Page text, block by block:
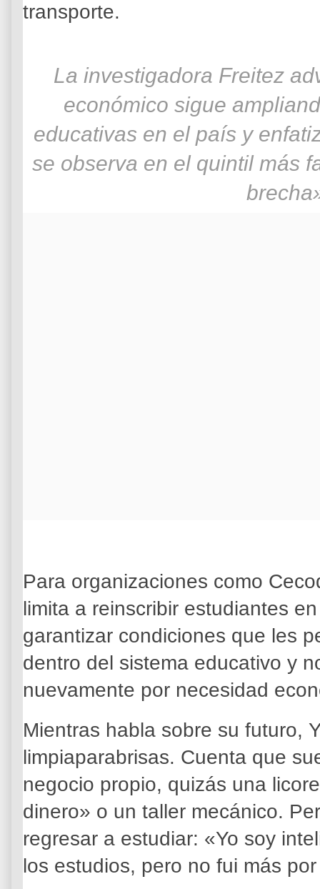
transporte.
La investigadora Freitez
económico sigue
educativas en el país y
se observa en el quintil más
Para organizaciones como
limita a reinscribir estudiantes
garantizar condiciones que les
dentro del sistema educativo y
nuevamente por necesidad
Mientras habla sobre su futuro,
limpiaparabrisas. Cuenta que
negocio propio, quizás una
dinero» o un taller mecánico.
regresar a estudiar: «Yo soy
los estudios, pero no fui más